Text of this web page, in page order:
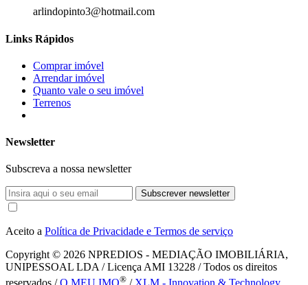
arlindopinto3@hotmail.com
Links Rápidos
Comprar imóvel
Arrendar imóvel
Quanto vale o seu imóvel
Terrenos
Newsletter
Subscreva a nossa newsletter
Subscrever newsletter
Aceito a Política de Privacidade e Termos de serviço
Copyright © 2026 NPREDIOS - MEDIAÇÃO IMOBILIÁRIA,
UNIPESSOAL LDA / Licença AMI 13228 / Todos os direitos
reservados /O MEU IMO® / XLM - Innovation & Technology